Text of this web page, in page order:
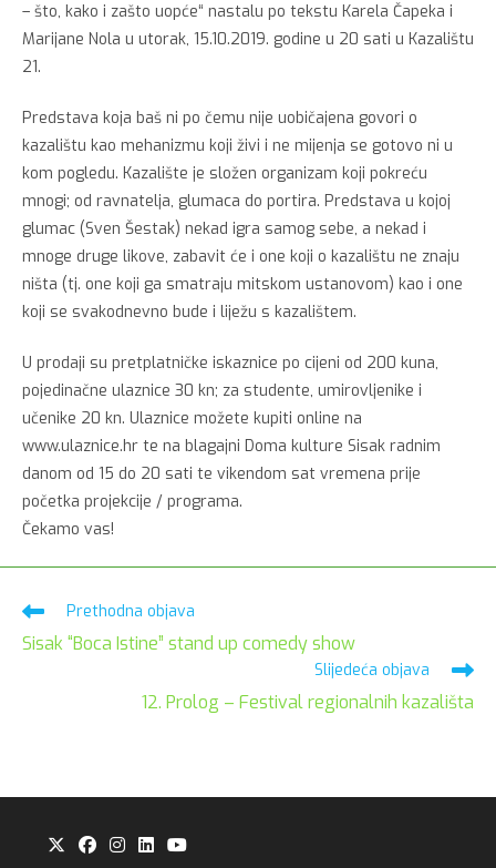
– što, kako i zašto uopće“ nastalu po tekstu Karela Čapeka i
Marijane Nola u utorak, 15.10.2019. godine u 20 sati u Kazalištu
21.
Predstava koja baš ni po čemu nije uobičajena govori o
kazalištu kao mehanizmu koji živi i ne mijenja se gotovo ni u
kom pogledu. Kazalište je složen organizam koji pokreću
mnogi; od ravnatelja, glumaca do portira. Predstava u kojoj
glumac (Sven Šestak) nekad igra samog sebe, a nekad i
mnoge druge likove, zabavit će i one koji o kazalištu ne znaju
ništa (tj. one koji ga smatraju mitskom ustanovom) kao i one
koji se svakodnevno bude i liježu s kazalištem.
U prodaji su pretplatničke iskaznice po cijeni od 200 kuna,
pojedinačne ulaznice 30 kn; za studente, umirovljenike i
učenike 20 kn. Ulaznice možete kupiti online na
www.ulaznice.hr te na blagajni Doma kulture Sisak radnim
danom od 15 do 20 sati te vikendom sat vremena prije
početka projekcije / programa.
Čekamo vas!
Pročitaj
članaka
Prethodna objava
Sisak “Boca Istine” stand up comedy show
Slijedeća objava
12. Prolog – Festival regionalnih kazališta